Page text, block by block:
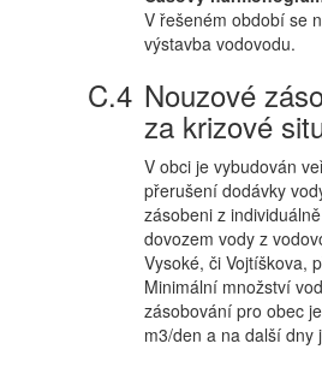
V řešeném období se
výstavba vodovodu.
Nouzové
za krizové
V obci je vybudován
přerušení dodávky
zásobeni z
dovozem vody z
Vysoké, či Vojtíškova,
Minimální množství
zásobování pro obec
m3/den a na další dny